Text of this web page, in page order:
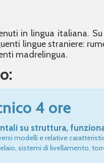
in lingua italiana.
lingue straniere:
madrelingua.
4 ore
su struttura,
modelli e relative
sistemi di livellamento,